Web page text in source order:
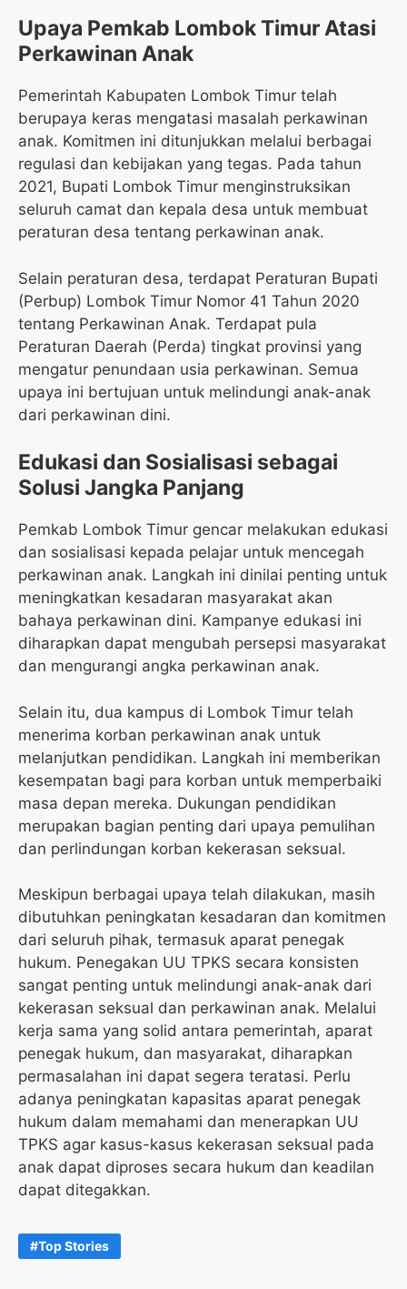
Upaya Pemkab Lombok Timur Atasi
Perkawinan Anak
Pemerintah Kabupaten Lombok Timur telah
berupaya keras mengatasi masalah perkawinan
anak. Komitmen ini ditunjukkan melalui berbagai
regulasi dan kebijakan yang tegas. Pada tahun
2021, Bupati Lombok Timur menginstruksikan
seluruh camat dan kepala desa untuk membuat
peraturan desa tentang perkawinan anak.
Selain peraturan desa, terdapat Peraturan Bupati
(Perbup) Lombok Timur Nomor 41 Tahun 2020
tentang Perkawinan Anak. Terdapat pula
Peraturan Daerah (Perda) tingkat provinsi yang
mengatur penundaan usia perkawinan. Semua
upaya ini bertujuan untuk melindungi anak-anak
dari perkawinan dini.
Edukasi dan Sosialisasi sebagai
Solusi Jangka Panjang
Pemkab Lombok Timur gencar melakukan edukasi
dan sosialisasi kepada pelajar untuk mencegah
perkawinan anak. Langkah ini dinilai penting untuk
meningkatkan kesadaran masyarakat akan
bahaya perkawinan dini. Kampanye edukasi ini
diharapkan dapat mengubah persepsi masyarakat
dan mengurangi angka perkawinan anak.
Selain itu, dua kampus di Lombok Timur telah
menerima korban perkawinan anak untuk
melanjutkan pendidikan. Langkah ini memberikan
kesempatan bagi para korban untuk memperbaiki
masa depan mereka. Dukungan pendidikan
merupakan bagian penting dari upaya pemulihan
dan perlindungan korban kekerasan seksual.
Meskipun berbagai upaya telah dilakukan, masih
dibutuhkan peningkatan kesadaran dan komitmen
dari seluruh pihak, termasuk aparat penegak
hukum. Penegakan UU TPKS secara konsisten
sangat penting untuk melindungi anak-anak dari
kekerasan seksual dan perkawinan anak. Melalui
kerja sama yang solid antara pemerintah, aparat
penegak hukum, dan masyarakat, diharapkan
permasalahan ini dapat segera teratasi. Perlu
adanya peningkatan kapasitas aparat penegak
hukum dalam memahami dan menerapkan UU
TPKS agar kasus-kasus kekerasan seksual pada
anak dapat diproses secara hukum dan keadilan
dapat ditegakkan.
Top Stories